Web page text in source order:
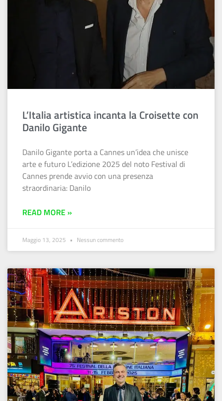
L’Italia artistica incanta la Croisette con
Danilo Gigante
Danilo Gigante porta a Cannes un’idea che unisce
arte e futuro L’edizione 2025 del noto Festival di
Cannes prende avvio con una presenza
straordinaria: Danilo
READ MORE »
Maggio 13, 2025 Nessun commento